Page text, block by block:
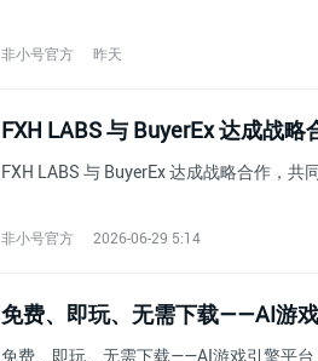
非小号官方 昨天
FXH LABS 与 BuyerEx 达成战
FXH LABS 与 BuyerEx 达成战略合作，共
非小号官方 2026-06-29 5:14
免费、即玩、无需下载——AI游戏引擎平